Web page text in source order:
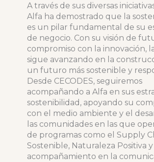
A través de sus diversas
Alfa ha demostrado que la
es un pilar fundamental de su
de negocio. Con su visión de
compromiso con la innovación,
sigue avanzando en la
un futuro más sostenible y
Desde CECODES, seguiremos
acompañando a Alfa en sus
sostenibilidad, apoyando su
con el medio ambiente y el
las comunidades en las que
de programas como el Supply
Sostenible, Naturaleza Positiva y
acompañamiento en la